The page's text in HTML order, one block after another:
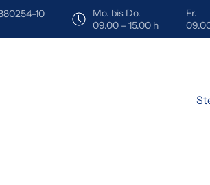
10
Mo. bis Do.
09.00 – 15.00 h
Fr.